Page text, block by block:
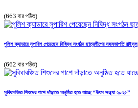
(663 বার পঠিত)
পুলিশ ক্যাডারে সুপারিশ পেয়েছেন নিষিদ্ধ সংগঠন ছাত্রলীগের সহসভাপতি রাইসুল
(662 বার পঠিত)
সুবিধাবঞ্চিত শিশুদের পাশে দাঁড়াতে অনুষ্ঠিত হতে যাচ্ছে “উৎস সন্ধ্যা ২০২৫”